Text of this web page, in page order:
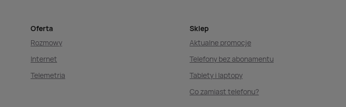
Oferta
Rozmowy
Internet
Telemetria
Sklep
Aktualne promocje
Telefony bez abonamentu
Tablety i laptopy
Co zamiast telefonu?